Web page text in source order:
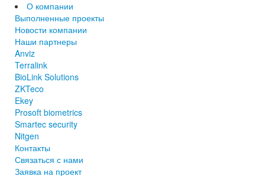
О компании
Выполненные проекты
Новости компании
Наши партнеры
Anviz
Terralink
BioLink Solutions
ZKTeco
Ekey
Prosoft biometrics
Smartec security
Nitgen
Контакты
Связаться с нами
Заявка на проект